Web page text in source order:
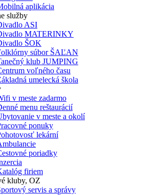
aplikácia
služby
ASI
MATERINKY
ŠOK
súbor ŠAĽAN
klub JUMPING
voľného času
umelecká škola
v meste zadarmo
menu reštaurácií
v meste a okolí
ponuky
lekární
poriadky
firiem
kluby, OZ
servis a správy